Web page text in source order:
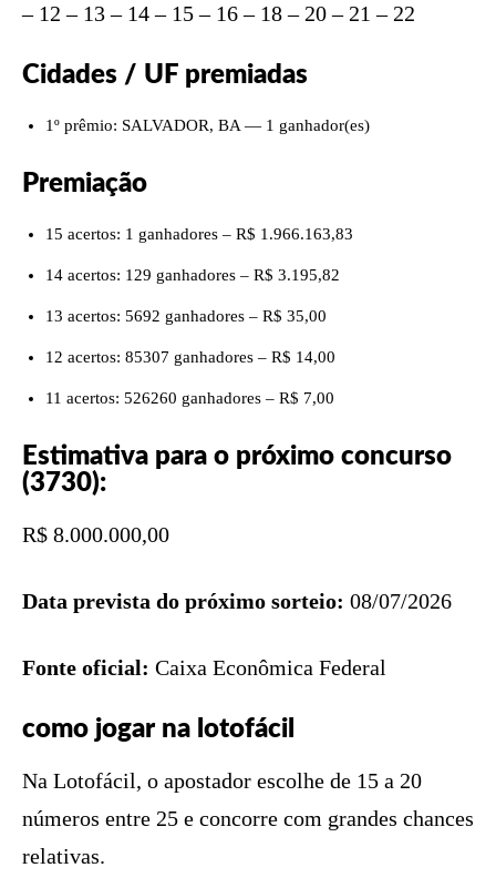
– 12 – 13 – 14 – 15 – 16 – 18 – 20 – 21 – 22
Cidades / UF premiadas
1º prêmio: SALVADOR, BA — 1 ganhador(es)
Premiação
15 acertos: 1 ganhadores – R$ 1.966.163,83
14 acertos: 129 ganhadores – R$ 3.195,82
13 acertos: 5692 ganhadores – R$ 35,00
12 acertos: 85307 ganhadores – R$ 14,00
11 acertos: 526260 ganhadores – R$ 7,00
Estimativa para o próximo concurso
(3730):
R$ 8.000.000,00
Data prevista do próximo sorteio: 08/07/2026
Fonte oficial: Caixa Econômica Federal
como jogar na lotofácil
Na Lotofácil, o apostador escolhe de 15 a 20
números entre 25 e concorre com grandes chances
relativas.